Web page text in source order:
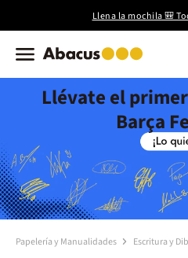
Llena la mochila 🎒
Llévate el
Barça
Papelería y Manualidades Escritura y